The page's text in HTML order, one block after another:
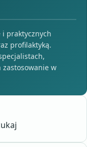
praktycznych
profilaktyką.
zastosowanie w